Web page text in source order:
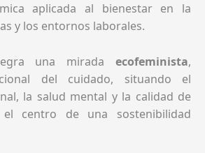
aplicada al bienestar en la
y los entornos laborales.
una mirada ecofeminista,
del cuidado, situando el
la salud mental y la calidad de
centro de una sostenibilidad